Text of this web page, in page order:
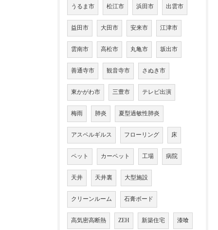
うるま市 松江市 浜田市 出雲市
益田市 大田市 安来市 江津市
雲南市 高松市 丸亀市 坂出市
善通寺市 観音寺市 さぬき市
東かがわ市 三豊市 テレビ出演
梅雨 肺炎 夏型過敏性肺炎
アスペルギルス フローリング 床
ペット カーペット 工場 病院
天井 天井裏 大型施設
クリーンルーム 石膏ボード
高気密高断熱 ZEH 新築住宅 漆喰